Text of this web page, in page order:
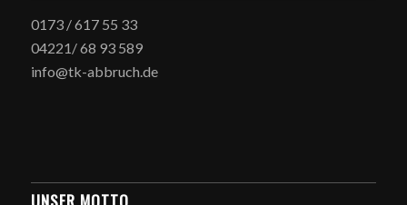
0173 / 617 55 33
04221/ 68 93 589
info@tk-abbruch.de